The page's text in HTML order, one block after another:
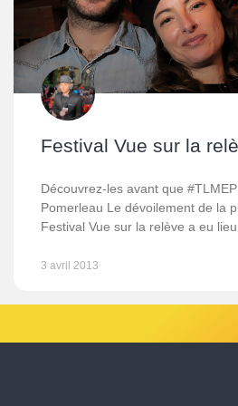
Festival Vue sur la
Découvrez-les avant que
Pomerleau Le dévoilement de la
Festival Vue sur la relève a eu
3 avril 2013